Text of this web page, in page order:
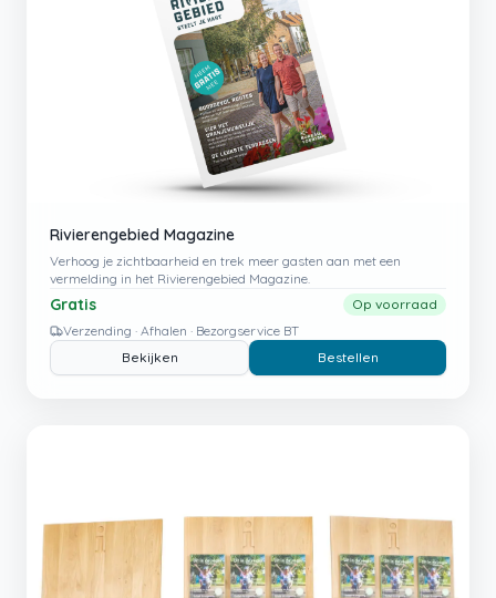
Rivierengebied Magazine
Verhoog je zichtbaarheid en trek meer gasten aan met een
vermelding in het Rivierengebied Magazine.
Gratis
Op voorraad
Verzending · Afhalen · Bezorgservice BT
Bekijken
Bestellen